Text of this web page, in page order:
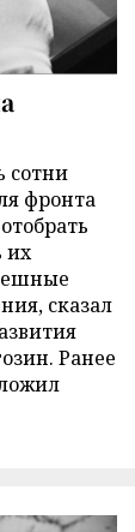
сотни
фронта
их
сказал
Ранее